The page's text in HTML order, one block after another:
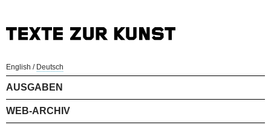
English / Deutsch
AUSGABEN
WEB-ARCHIV